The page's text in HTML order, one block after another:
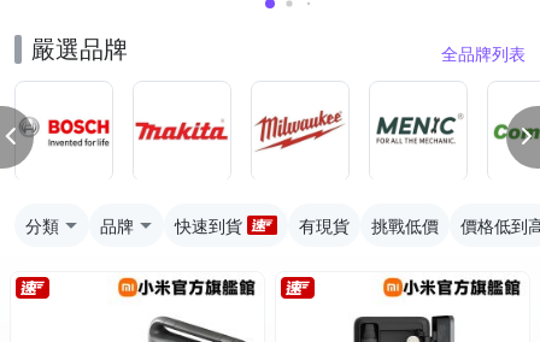
嚴選品牌 全品牌列表
分類 品牌 快速到貨 有現貨 挑戰低價 價格低到